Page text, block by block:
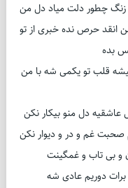
زنگ چطور دلت میاد دل من
انقد حرص نده خبری از تو
بده
قلب تو یکمی شه با من
عاشقیه دل منو بیکار نکن
صحبت غم و در و دیوار نکن
و بی تاب و غمگینت
برات دوریم عادی شه